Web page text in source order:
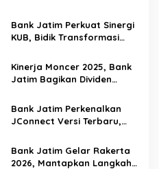
Bank Jatim Perkuat Sinergi
KUB, Bidik Transformasi
Berkelanjutan
Kinerja Moncer 2025, Bank
Jatim Bagikan Dividen
Bank Jatim Perkenalkan
JConnect Versi Terbaru,
pada 2026
Bank Jatim Gelar Rakerta
2026, Mantapkan Langkah